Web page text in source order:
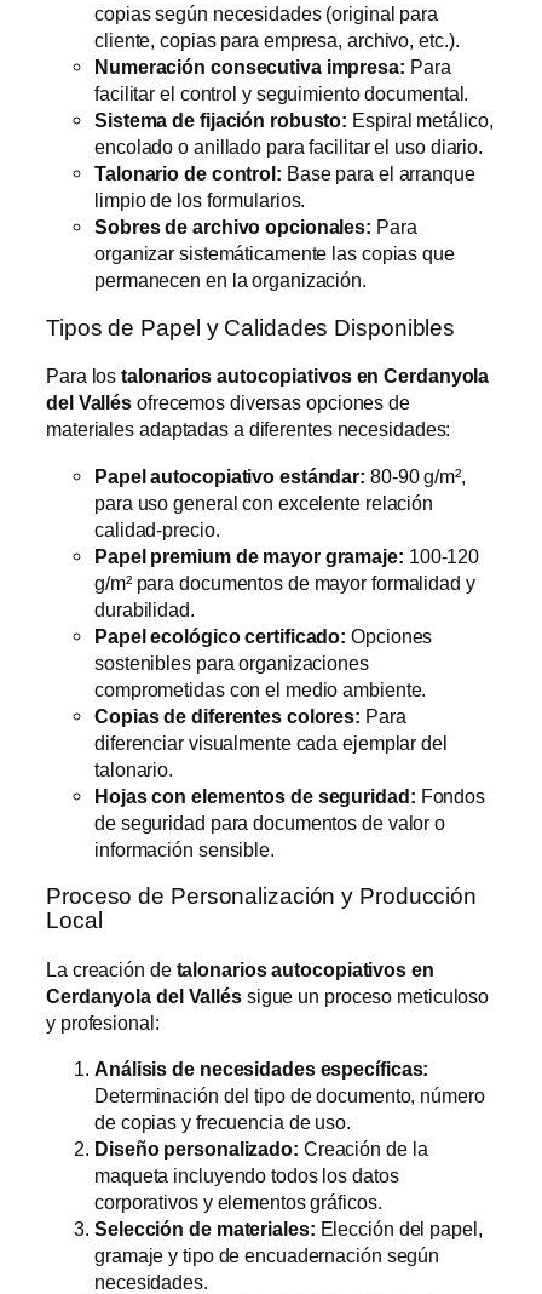
copias según necesidades (original para
cliente, copias para empresa, archivo, etc.).
Numeración consecutiva impresa: Para
facilitar el control y seguimiento documental.
Sistema de fijación robusto: Espiral metálico,
encolado o anillado para facilitar el uso diario.
Talonario de control: Base para el arranque
limpio de los formularios.
Sobres de archivo opcionales: Para
organizar sistemáticamente las copias que
permanecen en la organización.
Tipos de Papel y Calidades Disponibles
Para lostalonarios autocopiativos en Cerdanyola
del Vallés ofrecemos diversas opciones de
materiales adaptadas a diferentes necesidades:
Papel autocopiativo estándar: 80-90 g/m²,
para uso general con excelente relación
calidad-precio.
Papel premium de mayor gramaje: 100-120
g/m² para documentos de mayor formalidad y
durabilidad.
Papel ecológico certificado: Opciones
sostenibles para organizaciones
comprometidas con el medio ambiente.
Copias de diferentes colores: Para
diferenciar visualmente cada ejemplar del
talonario.
Hojas con elementos de seguridad: Fondos
de seguridad para documentos de valor o
información sensible.
Proceso de Personalización y Producción
Local
La creación de talonarios autocopiativos en
Cerdanyola del Valléssigue un proceso meticuloso
y profesional:
Análisis de necesidades específicas:
Determinación del tipo de documento, número
de copias y frecuencia de uso.
Diseño personalizado: Creación de la
maqueta incluyendo todos los datos
corporativos y elementos gráficos.
Selección de materiales: Elección del papel,
gramaje y tipo de encuadernación según
necesidades.